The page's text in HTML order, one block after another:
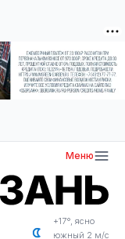
Меню
+17°, ясно
южный 2 м/с